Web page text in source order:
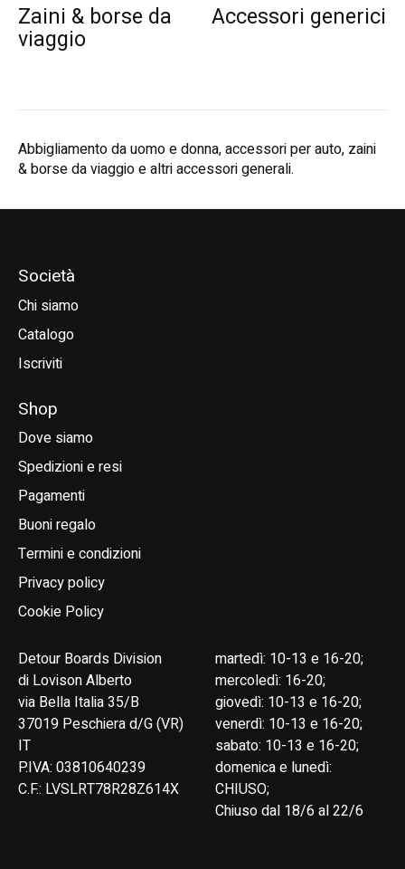
Zaini & borse da
viaggio
Accessori generici
Abbigliamento da uomo e donna, accessori per auto, zaini
& borse da viaggio e altri accessori generali.
Società
Chi siamo
Catalogo
Iscriviti
Shop
Dove siamo
Spedizioni e resi
Pagamenti
Buoni regalo
Termini e condizioni
Privacy policy
Cookie Policy
Detour Boards Division
di Lovison Alberto
via Bella Italia 35/B
37019 Peschiera d/G (VR)
IT
P.IVA: 03810640239
C.F.: LVSLRT78R28Z614X
martedì: 10-13 e 16-20;
mercoledì: 16-20;
giovedì: 10-13 e 16-20;
venerdì: 10-13 e 16-20;
sabato: 10-13 e 16-20;
domenica e lunedì:
CHIUSO;
Chiuso dal 18/6 al 22/6
English